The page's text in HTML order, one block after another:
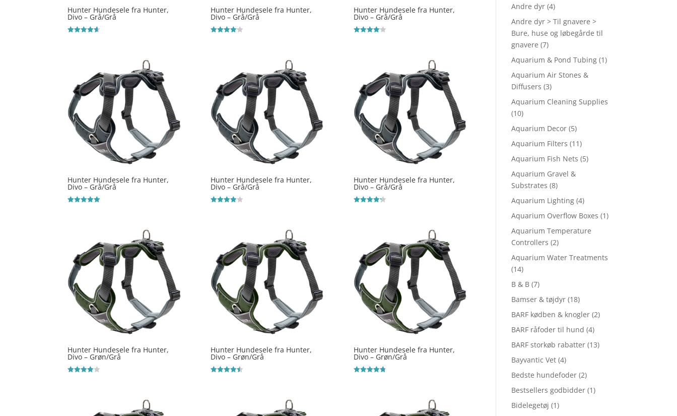
Hunter Hundesele fra Hunter,
Divo – Grå/Grå
Hunter Hundesele fra Hunter,
Divo – Grå/Grå
Hunter Hundesele fra Hunter,
Divo – Grå/Grå
Hunter Hundesele fra Hunter,
Divo – Grå/Grå
Hunter Hundesele fra Hunter,
Divo – Grå/Grå
Hunter Hundesele fra Hunter,
Divo – Grå/Grå
Hunter Hundesele fra Hunter,
Divo – Grøn/Grå
Hunter Hundesele fra Hunter,
Divo – Grøn/Grå
Hunter Hundesele fra Hunter,
Divo – Grøn/Grå
Andre dyr (4)
Andre dyr > Til gnavere >
Bure, huse og løbegårde til
gnavere (7)
Aquarium & Pond Tubing (1)
Aquarium Air Stones &
Diffusers (3)
Aquarium Cleaning Supplies
(10)
Aquarium Decor (5)
Aquarium Filters (11)
Aquarium Fish Nets (5)
Aquarium Gravel &
Substrates (8)
Aquarium Lighting (4)
Aquarium Overflow Boxes (1)
Aquarium Temperature
Controllers (2)
Aquarium Water Treatments
(14)
B & B (7)
Bamser & tøjdyr (18)
BARF kødben & knogler (2)
BARF råfoder til hund (4)
BARF storkøb rabatter (13)
Bayvantic Vet (4)
Bedste hundefoder (2)
Bestsellers godbidder (1)
Bidelegetøj (1)